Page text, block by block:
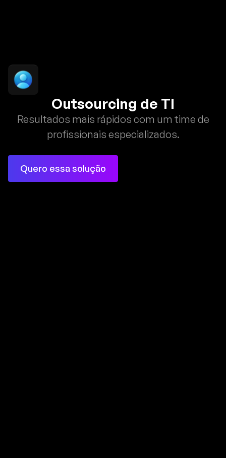
Outsourcing de TI
Resultados mais rápidos com um time de
profissionais especializados.
Quero essa solução